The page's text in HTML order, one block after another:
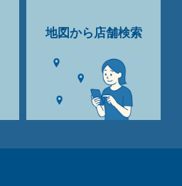
地図から店舗検索